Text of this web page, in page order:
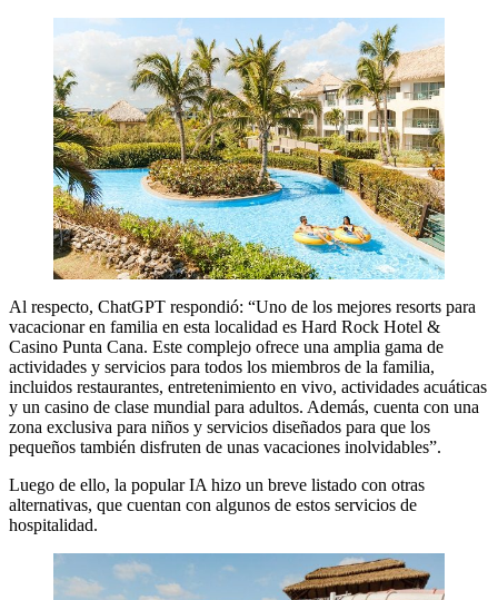
Al respecto, ChatGPT respondió: “Uno de los mejores resorts para
vacacionar en familia en esta localidad es Hard Rock Hotel &
Casino Punta Cana. Este complejo ofrece una amplia gama de
actividades y servicios para todos los miembros de la familia,
incluidos restaurantes, entretenimiento en vivo, actividades acuáticas
y un casino de clase mundial para adultos. Además, cuenta con una
zona exclusiva para niños y servicios diseñados para que los
pequeños también disfruten de unas vacaciones inolvidables”.
Luego de ello, la popular IA hizo un breve listado con otras
alternativas, que cuentan con algunos de estos servicios de
hospitalidad.